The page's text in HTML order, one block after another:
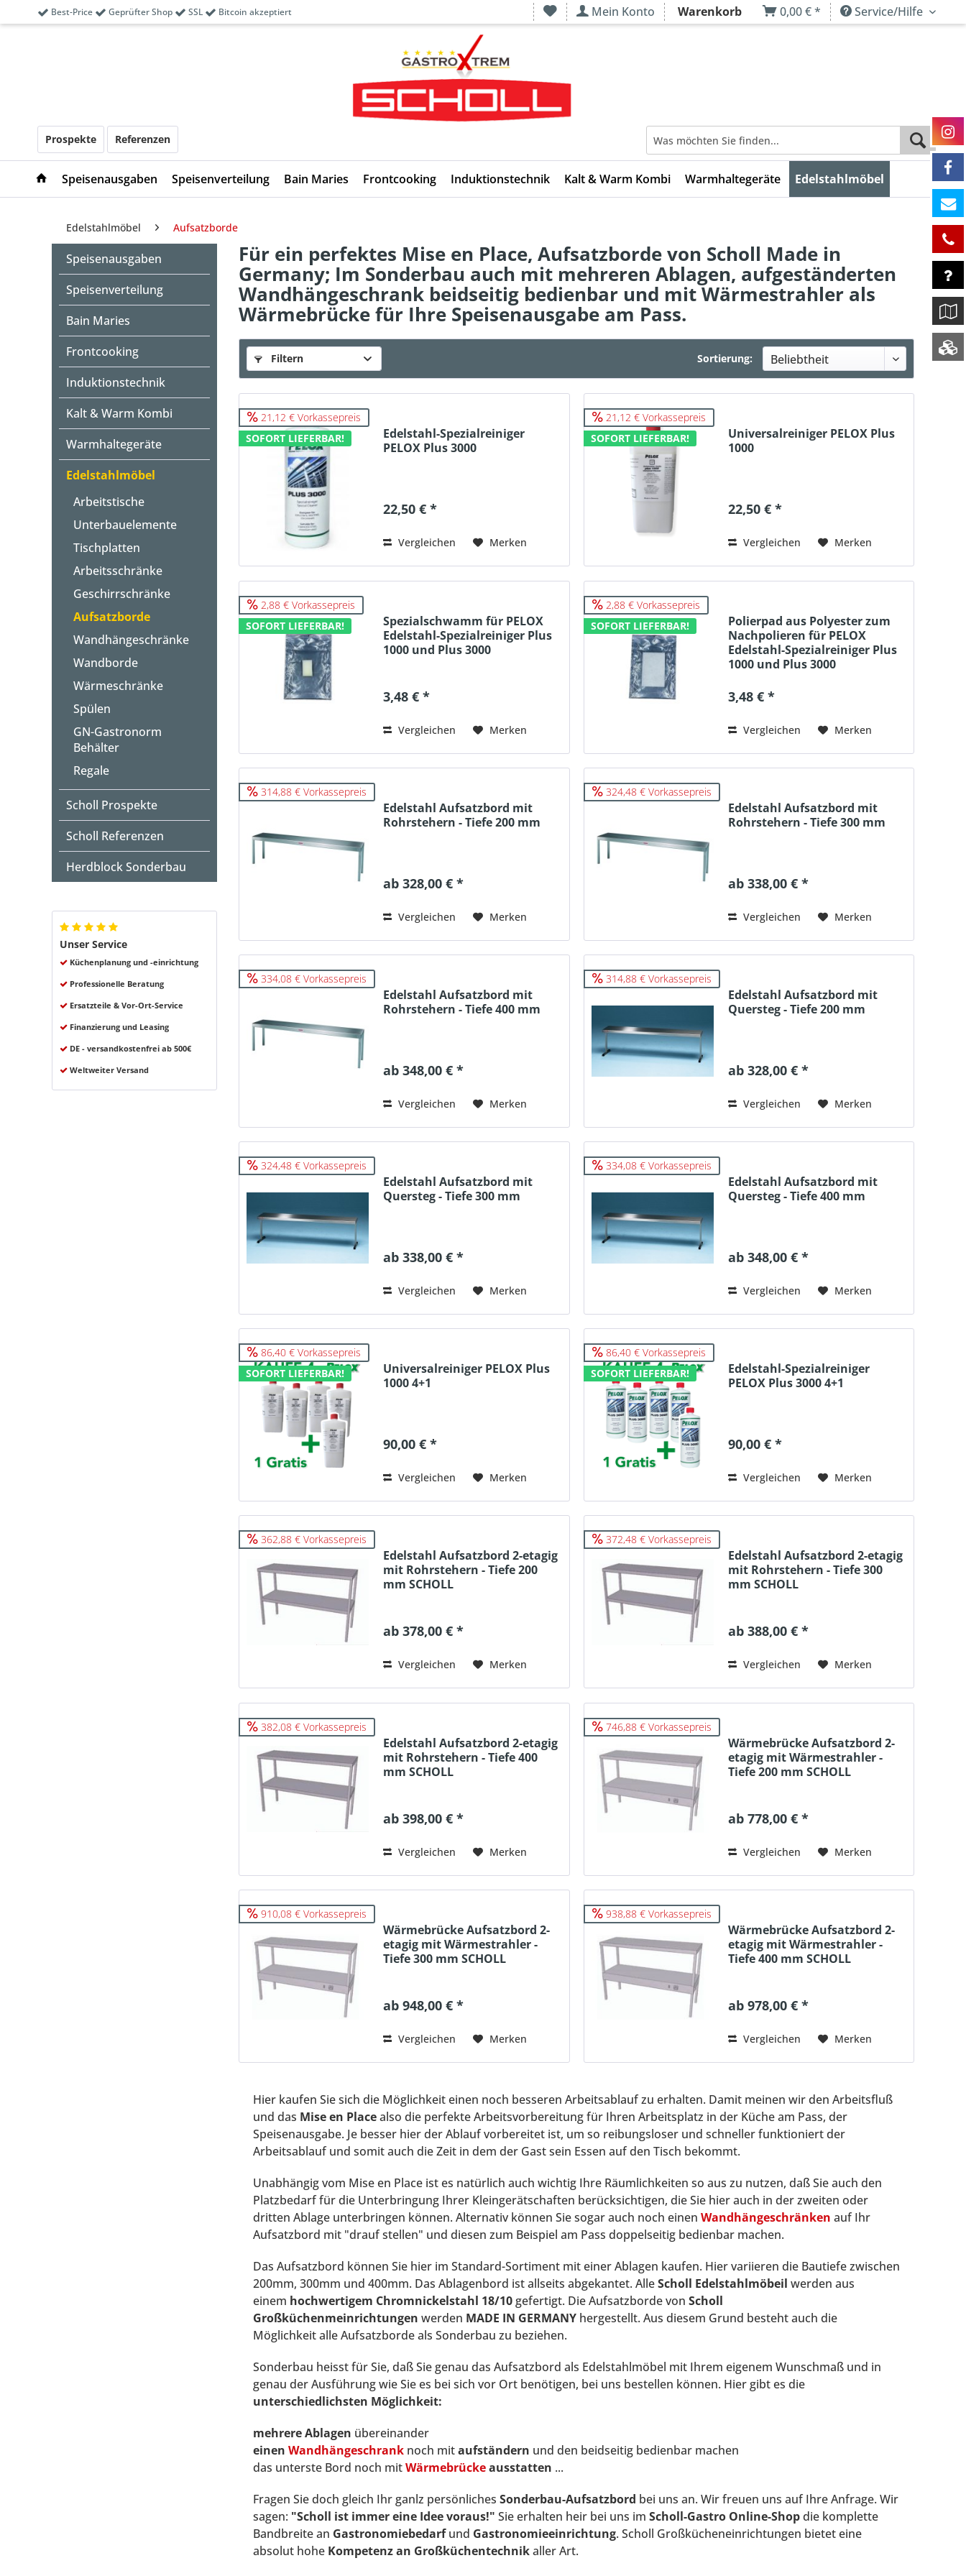
Best-Price Geprüfter Shop SSL Bitcoin akzeptiert Mein Konto Warenkorb 0,00 € * Service/Hilfe
Prospekte Referenzen
Speisenausgaben Speisenverteilung Bain Maries Frontcooking Induktionstechnik Kalt & Warm Kombi Warmhaltegeräte Edelstahlmöbel
Edelstahlmöbel Aufsatzborde
Speisenausgaben
Speisenverteilung
Bain Maries
Frontcooking
Induktionstechnik
Kalt & Warm Kombi
Warmhaltegeräte
Edelstahlmöbel
Arbeitstische
Unterbauelemente
Tischplatten
Arbeitsschränke
Geschirrschränke
Aufsatzborde
Wandhängeschränke
Wandborde
Wärmeschränke
Spülen
GN-Gastronorm
Behälter
Regale
Scholl Prospekte
Scholl Referenzen
Herdblock Sonderbau
Unser Service
Küchenplanung und -einrichtung
Professionelle Beratung
Ersatzteile & Vor-Ort-Service
Finanzierung und Leasing
DE - versandkostenfrei ab 500€
Weltweiter Versand
Für ein perfektes Mise en Place, Aufsatzborde von Scholl Made in
Germany; Im Sonderbau auch mit mehreren Ablagen, aufgeständerten
Wandhängeschrank beidseitig bedienbar und mit Wärmestrahler als
Wärmebrücke für Ihre Speisenausgabe am Pass.
Filtern Sortierung:
21,12 € Vorkassepreis
SOFORT LIEFERBAR!
Edelstahl-Spezialreiniger
PELOX Plus 3000
22,50 € *
Vergleichen Merken
21,12 € Vorkassepreis
SOFORT LIEFERBAR!
Universalreiniger PELOX Plus
1000
22,50 € *
Vergleichen Merken
2,88 € Vorkassepreis
SOFORT LIEFERBAR!
Spezialschwamm für PELOX
Edelstahl-Spezialreiniger Plus
1000 und Plus 3000
3,48 € *
Vergleichen Merken
2,88 € Vorkassepreis
SOFORT LIEFERBAR!
Polierpad aus Polyester zum
Nachpolieren für PELOX
Edelstahl-Spezialreiniger Plus
1000 und Plus 3000
3,48 € *
Vergleichen Merken
314,88 € Vorkassepreis
Edelstahl Aufsatzbord mit
Rohrstehern - Tiefe 200 mm
ab 328,00 € *
Vergleichen Merken
324,48 € Vorkassepreis
Edelstahl Aufsatzbord mit
Rohrstehern - Tiefe 300 mm
ab 338,00 € *
Vergleichen Merken
334,08 € Vorkassepreis
Edelstahl Aufsatzbord mit
Rohrstehern - Tiefe 400 mm
ab 348,00 € *
Vergleichen Merken
314,88 € Vorkassepreis
Edelstahl Aufsatzbord mit
Quersteg - Tiefe 200 mm
ab 328,00 € *
Vergleichen Merken
324,48 € Vorkassepreis
Edelstahl Aufsatzbord mit
Quersteg - Tiefe 300 mm
ab 338,00 € *
Vergleichen Merken
334,08 € Vorkassepreis
Edelstahl Aufsatzbord mit
Quersteg - Tiefe 400 mm
ab 348,00 € *
Vergleichen Merken
86,40 € Vorkassepreis
SOFORT LIEFERBAR!
Universalreiniger PELOX Plus
1000 4+1
90,00 € *
Vergleichen Merken
86,40 € Vorkassepreis
SOFORT LIEFERBAR!
Edelstahl-Spezialreiniger
PELOX Plus 3000 4+1
90,00 € *
Vergleichen Merken
362,88 € Vorkassepreis
Edelstahl Aufsatzbord 2-etagig
mit Rohrstehern - Tiefe 200
mm SCHOLL
ab 378,00 € *
Vergleichen Merken
372,48 € Vorkassepreis
Edelstahl Aufsatzbord 2-etagig
mit Rohrstehern - Tiefe 300
mm SCHOLL
ab 388,00 € *
Vergleichen Merken
382,08 € Vorkassepreis
Edelstahl Aufsatzbord 2-etagig
mit Rohrstehern - Tiefe 400
mm SCHOLL
ab 398,00 € *
Vergleichen Merken
746,88 € Vorkassepreis
Wärmebrücke Aufsatzbord 2-
etagig mit Wärmestrahler -
Tiefe 200 mm SCHOLL
ab 778,00 € *
Vergleichen Merken
910,08 € Vorkassepreis
Wärmebrücke Aufsatzbord 2-
etagig mit Wärmestrahler -
Tiefe 300 mm SCHOLL
ab 948,00 € *
Vergleichen Merken
938,88 € Vorkassepreis
Wärmebrücke Aufsatzbord 2-
etagig mit Wärmestrahler -
Tiefe 400 mm SCHOLL
ab 978,00 € *
Vergleichen Merken
Hier kaufen Sie sich die Möglichkeit einen noch besseren Arbeitsablauf zu erhalten. Damit meinen wir den Arbeitsfluß
und das Mise en Placealso die perfekte Arbeitsvorbereitung für Ihren Arbeitsplatz in der Küche am Pass, der
Speisenausgabe. Je besser hier der Ablauf vorbereitet ist, um so reibungsloser und schneller funktioniert der
Arbeitsablauf und somit auch die Zeit in dem der Gast sein Essen auf den Tisch bekommt.
Unabhängig vom Mise en Place ist es natürlich auch wichtig Ihre Räumlichkeiten so aus zu nutzen, daß Sie auch den
Platzbedarf für die Unterbringung Ihrer Kleingerätschaften berücksichtigen, die Sie hier auch in der zweiten oder
dritten Ablage unterbringen können. Alternativ können Sie sogar auch noch einen Wandhängeschränken auf Ihr
Aufsatzbord mit "drauf stellen" und diesen zum Beispiel am Pass doppelseitig bedienbar machen.
Das Aufsatzbord können Sie hier im Standard-Sortiment mit einer Ablagen kaufen. Hier variieren die Bautiefe zwischen
200mm, 300mm und 400mm. Das Ablagenbord ist allseits abgekantet. AlleScholl Edelstahlmöbeil werden aus
einem hochwertigem Chromnickelstahl 18/10gefertigt. Die Aufsatzborde von Scholl
Großküchenmeinrichtungen werden MADE IN GERMANY hergestellt. Aus diesem Grund besteht auch die
Möglichkeit alle Aufsatzborde als Sonderbau zu beziehen.
Sonderbau heisst für Sie, daß Sie genau das Aufsatzbord als Edelstahlmöbel mit Ihrem eigenem Wunschmaß und in
genau der Ausführung wie Sie es bei sich vor Ort benötigen, bei uns bestellen können. Hier gibt es die
unterschiedlichsten Möglichkeit:
mehrere Ablagen übereinander
einen Wandhängeschrank noch mitaufständern und den beidseitig bedienbar machen
das unterste Bord noch mitWärmebrückeausstatten ...
Fragen Sie doch gleich Ihr ganlz persönliches Sonderbau-Aufsatzbord bei uns an. Wir freuen uns auf Ihre Anfrage. Wir
sagen: "Scholl ist immer eine Idee voraus!" Sie erhalten heir bei uns im Scholl-Gastro Online-Shopdie komplette
Bandbreite an Gastronomiebedarfund Gastronomieeinrichtung. Scholl Großkücheneinrichtungen bietet eine
absolut hohe Kompetenz an Großküchentechnikaller Art.